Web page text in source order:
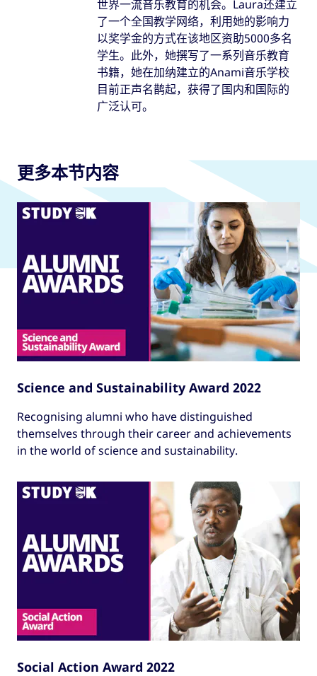
世界一流音乐教育的机会。Laura还建立
了一个全国教学网络，利用她的影响力
以奖学金的方式在该地区资助5000多名
学生。此外，她撰写了一系列音乐教育
书籍，她在加纳建立的Anami音乐学校
目前正声名鹊起，获得了国内和国际的
广泛认可。
更多本节内容
Science and Sustainability Award 2022
Recognising alumni who have distinguished
themselves through their career and achievements
in the world of science and sustainability.
Social Action Award 2022